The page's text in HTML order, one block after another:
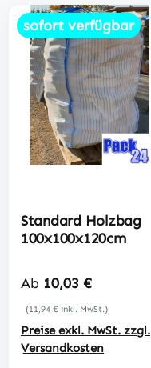
sofort verfügbar
Standard Holzbag
100x100x120cm
Regulärer Preis:
Ab 10,03 €
(11,94 € inkl. MwSt.)
Preise exkl. MwSt. zzgl.
Versandkosten